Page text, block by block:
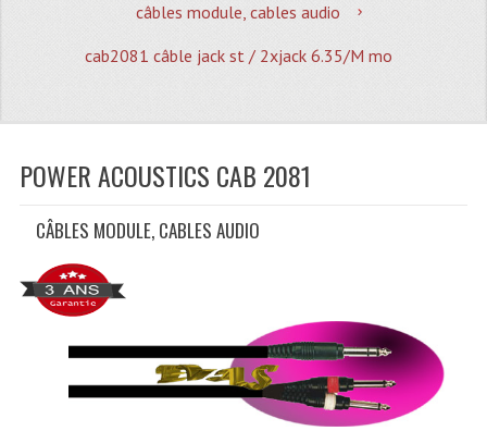
Quoi De Neuf?
Promotions
Recherche Avancée
Faire Votre Devis
CATÉGORIES
Sonorisation
câbles module, cables audio
cab2081 câble jack st / 2xjack 6.35/M mo
POWER ACOUSTICS CAB 2081
CÂBLES MODULE, CABLES AUDIO